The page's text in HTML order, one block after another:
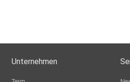
Unternehmen